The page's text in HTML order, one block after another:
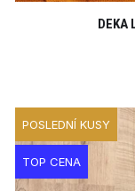
DEKA
POSLEDNÍ KUSY
TOP CENA